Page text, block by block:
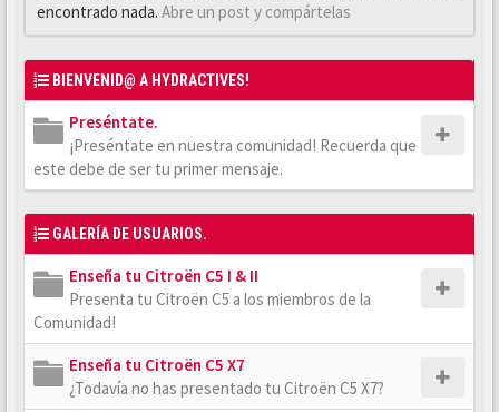
encontrado nada. Abre un post y compártelas
BIENVENID@ A HYDRACTIVES!
Preséntate.
¡Preséntate en nuestra comunidad! Recuerda que
este debe de ser tu primer mensaje.
GALERÍA DE USUARIOS.
Enseña tu Citroën C5 I & II
Presenta tu Citroën C5 a los miembros de la
Comunidad!
Enseña tu Citroën C5 X7
¿Todavía no has presentado tu Citroën C5 X7?